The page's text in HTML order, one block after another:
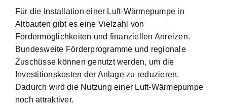
Für die Installation einer Luft-Wärmepumpe in
Altbauten gibt es eine Vielzahl von
Fördermöglichkeiten und finanziellen Anreizen.
Bundesweite Förderprogramme und regionale
Zuschüsse können genutzt werden, um die
Investitionskosten der Anlage zu reduzieren.
Dadurch wird die Nutzung einer Luft-Wärmepumpe
noch attraktiver.